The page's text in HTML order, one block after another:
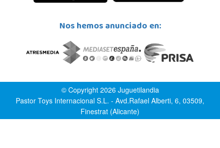
Nos hemos anunciado en:
© Copyright 2026 Juguetilandia
Pastor Toys Internacional S.L. - Avd.Rafael Alberti, 6, 03509,
Finestrat (Alicante)